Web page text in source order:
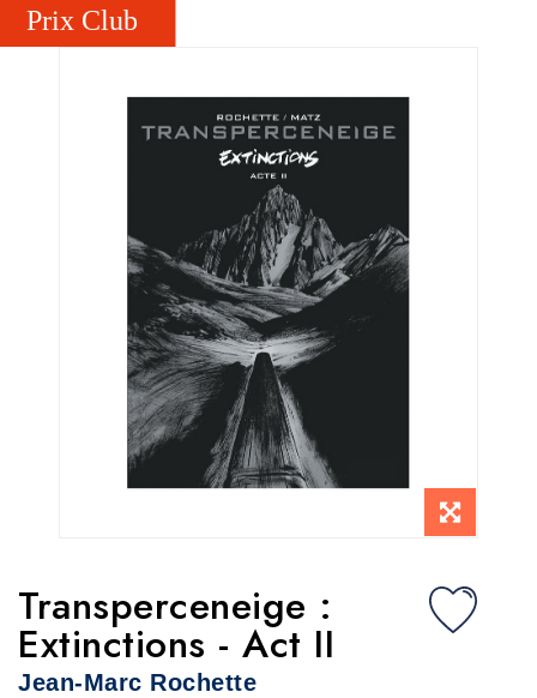
Transperceneige :
Extinctions - Act II
Jean-Marc Rochette